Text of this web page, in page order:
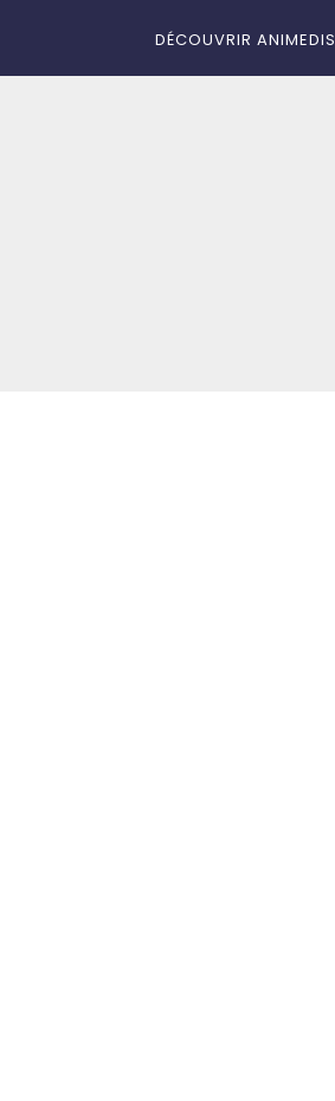
DÉCOUVRIR ANIMEDIS